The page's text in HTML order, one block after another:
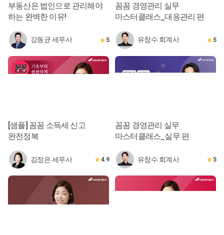
부동산은 법인으로 관리해야
하는 완벽한 이유!
강동균 세무사 5
꼼꼼 경영관리 실무
마스터클래스_대응관리 편
유창수 회계사 5
[샘플] 꼼꼼 소득세 신고
완전정복
김정은 세무사 4.9
꼼꼼 경영관리 실무
마스터클래스_실무 편
유창수 회계사 5